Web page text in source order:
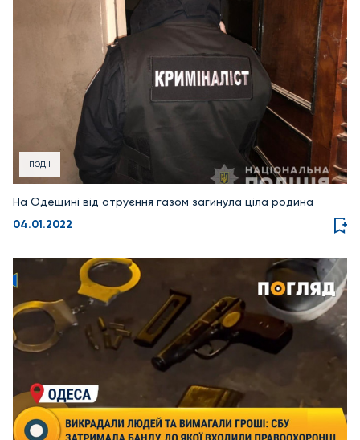
ПОДІЇ
На Одещині від отруєння газом загинула ціла родина
04.01.2022